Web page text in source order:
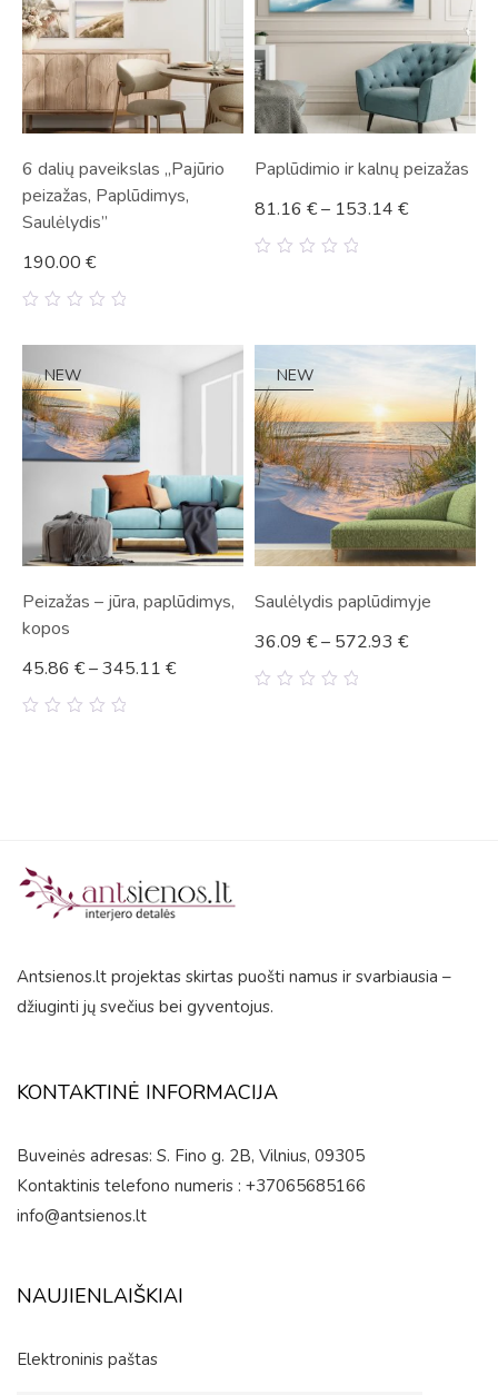
6 dalių paveikslas „Pajūrio
peizažas, Paplūdimys,
Saulėlydis”
5
190.00 €
Paplūdimio ir kalnų peizažas
81.16 €– 153.14 €
NEW
Peizažas – jūra, paplūdimys,
kopos
45.86 €–345.11 €
NEW
Saulėlydis paplūdimyje
36.09 €– 572.93 €
Antsienos.lt projektas skirtas puošti namus ir svarbiausia –
džiuginti jų svečius bei gyventojus.
KONTAKTINĖ INFORMACIJA
Buveinės adresas: S. Fino g. 2B, Vilnius, 09305
Kontaktinis telefono numeris : +37065685166
info@antsienos.lt
NAUJIENLAIŠKIAI
Elektroninis paštas